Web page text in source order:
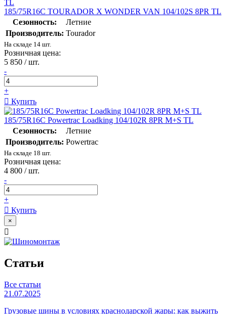
185/75R16C TOURADOR X WONDER VAN 104/102S 8PR TL
Сезонность:
Летние
Производитель: Tourador
На складе 14 шт.
Розничная цена:
5 850 / шт.
-
+
Купить
185/75R16C Powertrac Loadking 104/102R 8PR M+S TL
Сезонность:
Летние
Производитель: Powertrac
На складе 18 шт.
Розничная цена:
4 800 / шт.
-
+
Купить
×
Статьи
Все статьи
21.07.2025
Грузовые шины в условиях краснодарской жары: как выжить